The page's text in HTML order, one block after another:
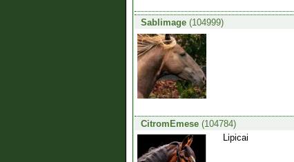
Sablimage(104999)
CitromEmese(104784)
Lipicai